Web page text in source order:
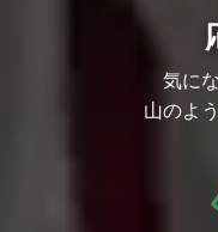
気に
山のよ